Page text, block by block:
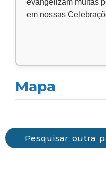
em nossas
Mapa
Pesquisar outra